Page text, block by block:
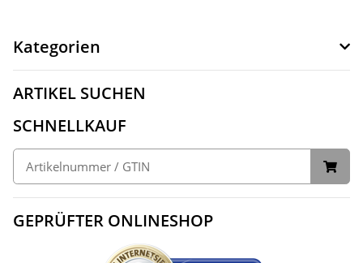
Kategorien
ARTIKEL SUCHEN
SCHNELLKAUF
GEPRÜFTER ONLINESHOP